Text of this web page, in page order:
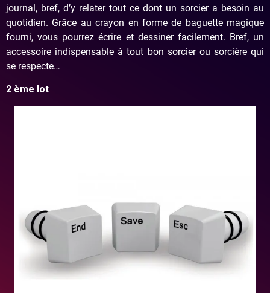
journal, bref, d’y relater tout ce dont un sorcier a besoin au
quotidien. Grâce au crayon en forme de baguette magique
fourni, vous pourrez écrire et dessiner facilement. Bref, un
accessoire indispensable à tout bon sorcier ou sorcière qui
se respecte…
2 ème lot